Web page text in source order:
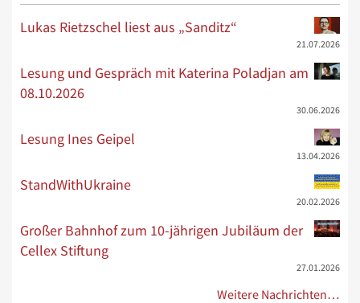
Lukas Rietzschel liest aus „Sanditz“
21.07.2026
Lesung und Gespräch mit Katerina Poladjan am
08.10.2026
30.06.2026
Lesung Ines Geipel
13.04.2026
StandWithUkraine
20.02.2026
Großer Bahnhof zum 10-jährigen Jubiläum der
Cellex Stiftung
27.01.2026
Weitere Nachrichten…